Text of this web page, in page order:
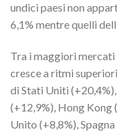
undici paesi non
6,1% mentre quelli
Tra i maggiori
cresce a ritmi
di Stati Uniti
(+12,9%), Hong Kong
Unito (+8,8%),